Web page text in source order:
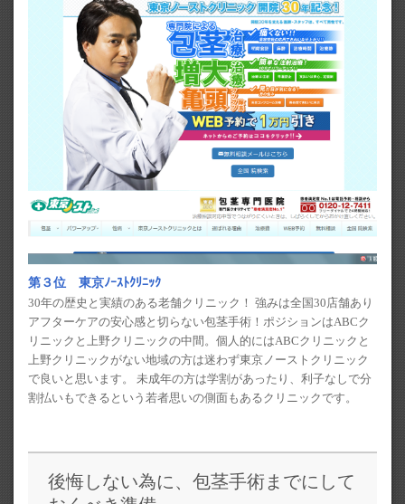
第３位 東京ﾉｰｽﾄｸﾘﾆｯｸ
30年の歴史と実績のある老舗クリニック！ 強みは全国30店舗あり
アフターケアの安心感と切らない包茎手術！ポジションはABCク
リニックと上野クリニックの中間。個人的にはABCクリニックと
上野クリニックがない地域の方は迷わず東京ノーストクリニック
で良いと思います。 未成年の方は学割があったり、利子なしで分
割払いもできるという若者思いの側面もあるクリニックです。
後悔しない為に、包茎手術までにして